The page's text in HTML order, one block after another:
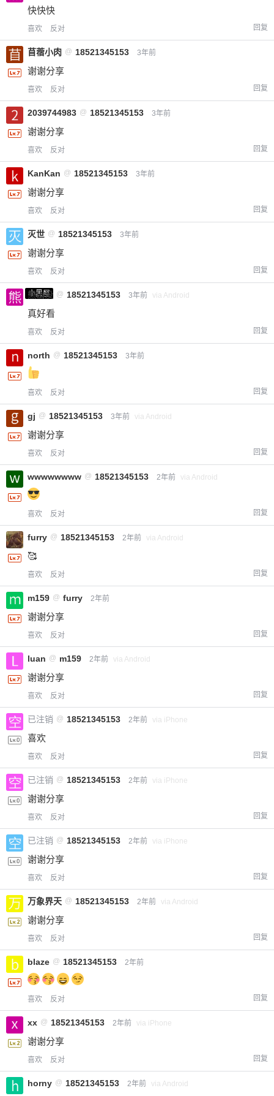
立刻支付
快快快
喜欢 反对 回复
苜蓿小肉 @ 18521345153 3年前
谢谢分享
喜欢 反对 回复
2039744983 @ 18521345153 3年前
谢谢分享
喜欢 反对 回复
KanKan @ 18521345153 3年前
谢谢分享
喜欢 反对 回复
灭世 @ 18521345153 3年前
谢谢分享
喜欢 反对 回复
小黑屋
熊出没 @ 18521345153 3年前 via Android
真好看
喜欢 反对 回复
north @ 18521345153 3年前
喜欢 反对 回复
gj @ 18521345153 3年前 via Android
谢谢分享
喜欢 反对 回复
wwwwwwww @ 18521345153 2年前 via Android
喜欢 反对 回复
furry @ 18521345153 2年前 via Android
🥰
喜欢 反对 回复
m159 @ furry 2年前
谢谢分享
喜欢 反对 回复
luan @ m159 2年前 via Android
谢谢分享
喜欢 反对 回复
已注销 @ 18521345153 2年前 via iPhone
喜欢
喜欢 反对 回复
已注销 @ 18521345153 2年前 via iPhone
谢谢分享
喜欢 反对 回复
已注销 @ 18521345153 2年前 via iPhone
谢谢分享
喜欢 反对 回复
万象界天 @ 18521345153 2年前 via Android
谢谢分享
喜欢 反对 回复
blaze @ 18521345153 2年前
喜欢 反对 回复
xx @ 18521345153 2年前 via iPhone
谢谢分享
喜欢 反对 回复
horny @ 18521345153 2年前 via Android
您没有权限发布内容，请购买会员或者提升权
限。